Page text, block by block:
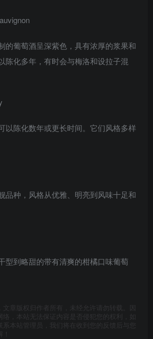
的葡萄酒呈深紫色，具有浓厚的浆果和
陈化多年，有时会与梅洛和设拉子混
以陈化数年或更长时间。它们风格多样
品种，风格从优雅、明亮到风味十足和
型到略甜的带有清爽的柑橘口味葡萄
文章版权归作者所有，未经允许请勿转载。因
络，本站无法保证内容是否侵犯您的权利，如
系本站管理员，我们将在收到您的反馈后与您